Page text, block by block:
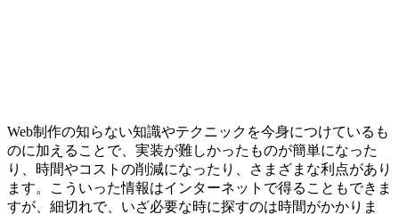
Web制作の知らない知識やテクニックを今身につけているも
のに加えることで、実装が難しかったものが簡単になった
り、時間やコストの削減になったり、さまざまな利点があり
ます。こういった情報はインターネットで得ることもできま
すが、細切れで、いざ必要な時に探すのは時間がかかりま